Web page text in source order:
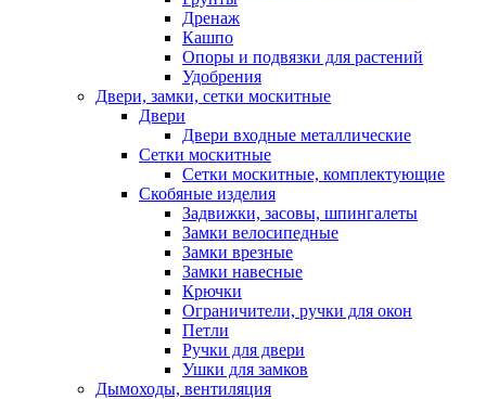
Дренаж
Кашпо
Опоры и подвязки для растений
Удобрения
Двери, замки, сетки москитные
Двери
Двери входные металлические
Сетки москитные
Сетки москитные, комплектующие
Скобяные изделия
Задвижки, засовы, шпингалеты
Замки велосипедные
Замки врезные
Замки навесные
Крючки
Ограничители, ручки для окон
Петли
Ручки для двери
Ушки для замков
Дымоходы, вентиляция